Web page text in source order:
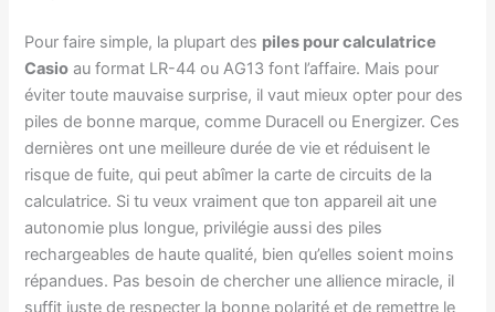
Pour faire simple, la plupart des piles pour calculatrice
Casio au format LR-44 ou AG13 font l’affaire. Mais pour
éviter toute mauvaise surprise, il vaut mieux opter pour des
piles de bonne marque, comme Duracell ou Energizer. Ces
dernières ont une meilleure durée de vie et réduisent le
risque de fuite, qui peut abîmer la carte de circuits de la
calculatrice. Si tu veux vraiment que ton appareil ait une
autonomie plus longue, privilégie aussi des piles
rechargeables de haute qualité, bien qu’elles soient moins
répandues. Pas besoin de chercher une allience miracle, il
suffit juste de respecter la bonne polarité et de remettre le